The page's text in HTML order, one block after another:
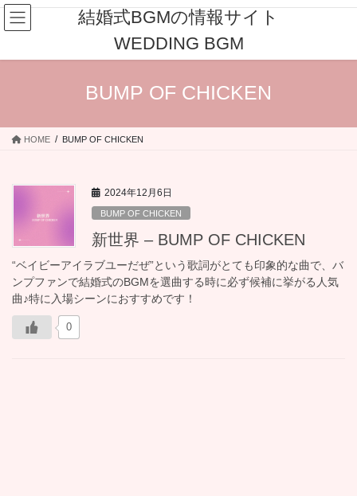
コ
ン
ン
ナ
ビ
ー
結婚式BGMの情報サイト
WEDDING BGM
BUMP OF CHICKEN
HOME BUMP OF CHICKEN
2024年12月6日
BUMP OF CHICKEN
新世界 – BUMP OF CHICKEN
“ベイビーアイラブユーだぜ”という歌詞がとても印象的な曲で、バ
ンプファンで結婚式のBGMを選曲する時に必ず候補に挙がる人気
曲♪特に入場シーンにおすすめです！
0